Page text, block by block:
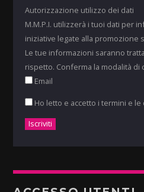
Autorizzazione utilizzo dei dati
M.M.P.I. utilizzerà i tuoi dati per
iniziative legate alla promozione
Le tue informazioni saranno
rispetto. Conferma la modalità di
Email
Ho letto e accetto i termini e